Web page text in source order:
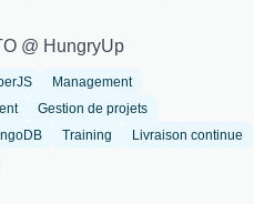
@ HungryUp
Management
Gestion de projets
Training
Livraison continue